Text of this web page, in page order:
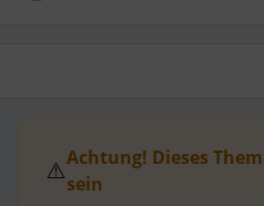
⚠️Achtung! Dieses
sein